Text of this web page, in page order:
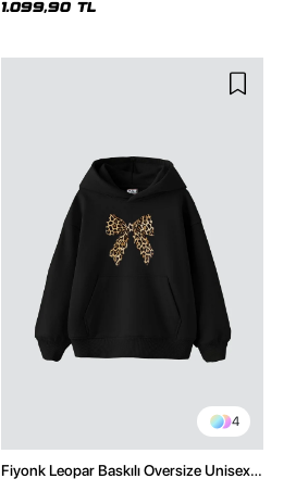
1.099,90 TL
4
Fiyonk Leopar Baskılı Oversize Unisex